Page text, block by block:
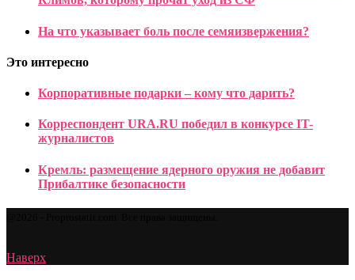
На что указывает боль после семяизвержения?
Это интересно
Корпоративные подарки – кому что дарить?
Корреспондент URA.RU победил в конкурсе IT-
журналистов
Кремль: размещение ядерного оружия не добавит
Прибалтике безопасности
Наверх